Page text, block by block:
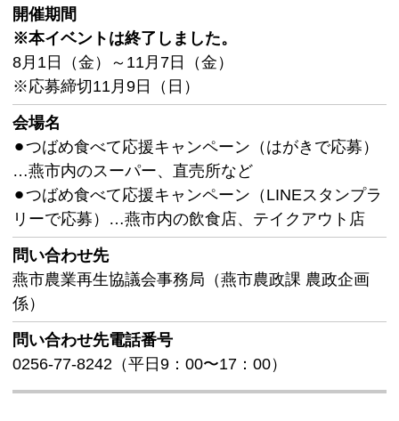
開催期間
※本イベントは終了しました。
8月1日（金）～11月7日（金）
※応募締切11月9日（日）
会場名
⚫︎つばめ食べて応援キャンペーン（はがきで応募）
…燕市内のスーパー、直売所など
⚫︎つばめ食べて応援キャンペーン（LINEスタンプラ
リーで応募）…燕市内の飲食店、テイクアウト店
問い合わせ先
燕市農業再生協議会事務局（燕市農政課 農政企画
係）
問い合わせ先電話番号
0256-77-8242（平日9：00〜17：00）